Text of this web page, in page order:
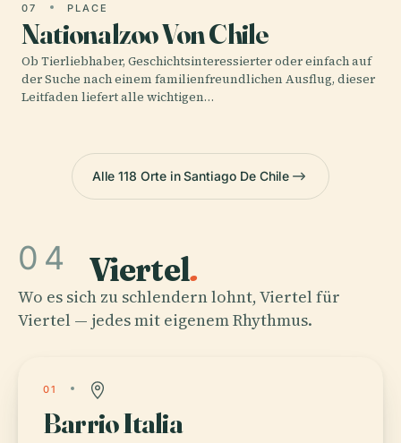
07 PLACE
Nationalzoo Von Chile
Ob Tierliebhaber, Geschichtsinteressierter oder einfach auf
der Suche nach einem familienfreundlichen Ausflug, dieser
Leitfaden liefert alle wichtigen…
Alle 118 Orte in Santiago De Chile
04 Viertel.
Wo es sich zu schlendern lohnt, Viertel für
Viertel — jedes mit eigenem Rhythmus.
01
Barrio Italia